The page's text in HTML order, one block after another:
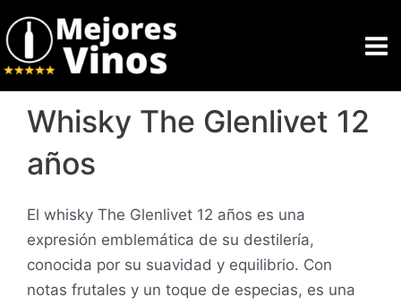
al
contenido
Whisky The Glenlivet 12
años
El whisky The Glenlivet 12 años es una
expresión emblemática de su destilería,
conocida por su suavidad y equilibrio. Con
notas frutales y un toque de especias, es una